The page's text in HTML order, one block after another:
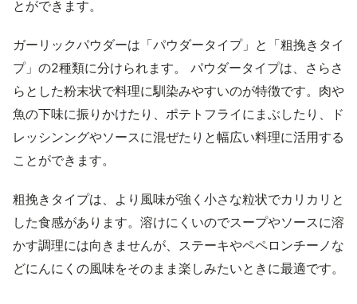
とができます。
ガーリックパウダーは「パウダータイプ」と「粗挽きタイ
プ」の2種類に分けられます。 パウダータイプは、さらさ
らとした粉末状で料理に馴染みやすいのが特徴です。肉や
魚の下味に振りかけたり、ポテトフライにまぶしたり、ド
レッシンングやソースに混ぜたりと幅広い料理に活用する
ことができます。
粗挽きタイプは、より風味が強く小さな粒状でカリカリと
した食感があります。溶けにくいのでスープやソースに溶
かす調理には向きませんが、ステーキやペペロンチーノな
どにんにくの風味をそのまま楽しみたいときに最適です。